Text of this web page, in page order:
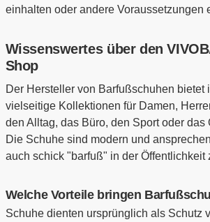
einhalten oder andere Voraussetzungen
Wissenswertes über den
Shop
Der Hersteller von Barfußschuhen bietet
vielseitige Kollektionen für Damen,
den Alltag, das Büro, den Sport oder das
Die Schuhe sind modern und
auch schick "barfuß" in der Öffentlichkeit
Welche Vorteile bringen
Schuhe dienten ursprünglich als Schutz